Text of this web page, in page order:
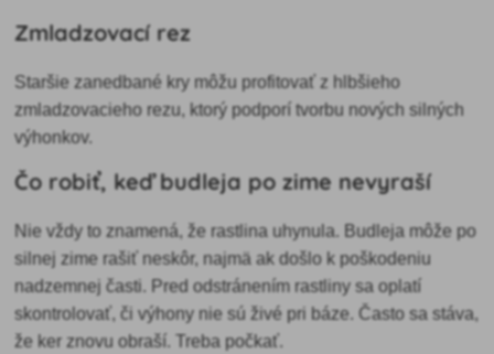
Zmladzovací rez
Staršie zanedbané kry môžu profitovať z hlbšieho
zmladzovacieho rezu, ktorý podporí tvorbu nových silných
výhonkov.
Čo robiť, keď budleja po zime nevyraší
Nie vždy to znamená, že rastlina uhynula. Budleja môže po
silnej zime rašiť neskôr, najmä ak došlo k poškodeniu
nadzemnej časti. Pred odstránením rastliny sa oplatí
skontrolovať, či výhony nie sú živé pri báze. Často sa stáva,
že ker znovu obraší. Treba počkať.